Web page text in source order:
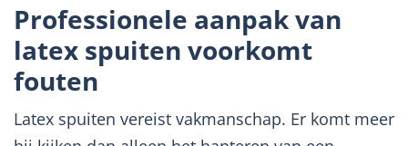
Professionele aanpak van
latex spuiten voorkomt
fouten
Latex spuiten vereist vakmanschap. Er komt meer